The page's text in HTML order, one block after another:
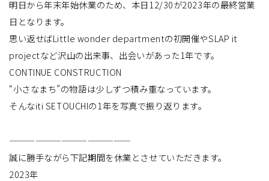
明日から年末年始休業のため、本日12/30が2023年の最終営業
日となります。
思い返せばLittle wonder departmentの初開催やSLAP it
projectなど沢山の出来事、出会いがあった1年です。
CONTINUE CONSTRUCTION
“小さなまち”の物語は少しずつ積み重なっています。
そんなiti SETOUCHIの1年を写真で振り返ります。
——————————————
誠に勝手ながら下記期間を休業とさせていただきます。
2023年